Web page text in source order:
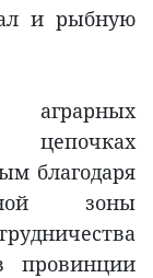
и рыбную
цепочках
благодаря
зоны
провинции